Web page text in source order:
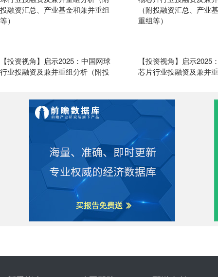
【投资视角】启示2025：中国网球
行业投融资及兼并重组分析（附投
【投资视角】启示2025
芯片行业投融资及兼并